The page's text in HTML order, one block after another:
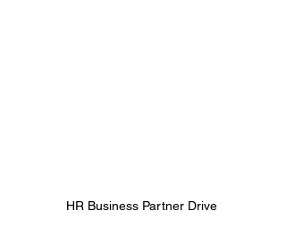
HR Business Partner Drive